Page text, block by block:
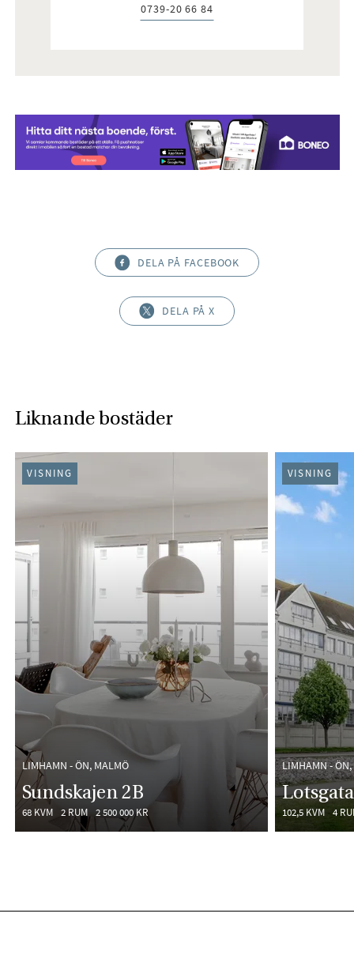
Telefon:
0739-20 66 84
DELA PÅ FACEBOOK
DELA PÅ X
Liknande bostäder
LIMHAMN - ÖN, MALMÖ
Sundskajen 2B
68 KVM 2 RUM 2 500 000 KR
VISNING
LIMHAMN -
102,5 KVM 4
VISNING